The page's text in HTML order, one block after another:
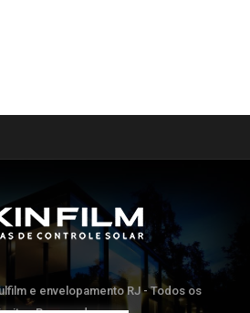
e envelopamento RJ - Todos os